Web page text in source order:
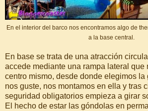
En el interior del barco nos encontramos algo de
a la base central.
En base se trata de una atracción
accede mediante una rampa lateral que
centro mismo, desde donde elegimos la
nos guste, nos montamos en ella y tras
seguridad obligatorios empieza a girar
El hecho de estar las góndolas en